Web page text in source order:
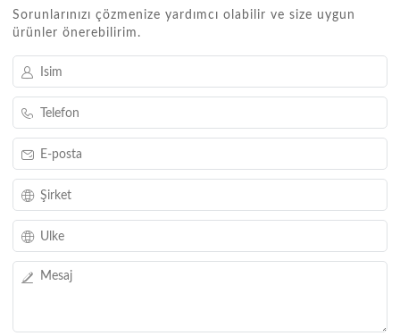
Sorunlarınızı çözmenize yardımcı olabilir ve size uygun
ürünler önerebilirim.